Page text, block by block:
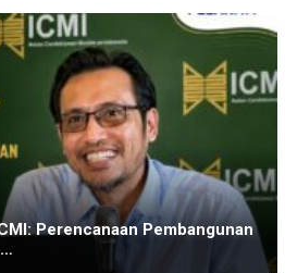
Perencanaan Pembangunan